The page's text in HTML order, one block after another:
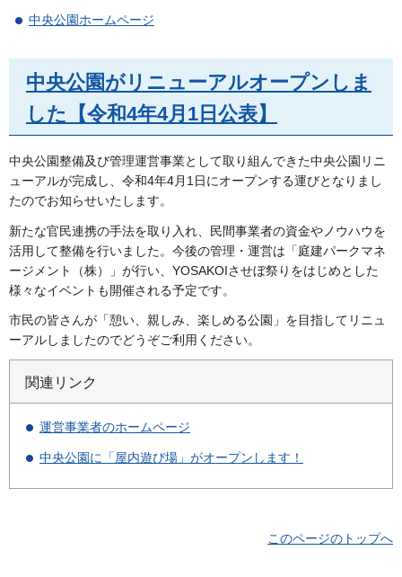
中央公園ホームページ
中央公園がリニューアルオープンしま
した【令和4年4月1日公表】
中央公園整備及び管理運営事業として取り組んできた中央公園リニ
ューアルが完成し、令和4年4月1日にオープンする運びとなりまし
たのでお知らせいたします。
新たな官民連携の手法を取り入れ、民間事業者の資金やノウハウを
活用して整備を行いました。今後の管理・運営は「庭建パークマネ
ージメント（株）」が行い、YOSAKOIさせぼ祭りをはじめとした
様々なイベントも開催される予定です。
市民の皆さんが「憩い、親しみ、楽しめる公園」を目指してリニュ
ーアルしましたのでどうぞご利用ください。
関連リンク
運営事業者のホームページ
中央公園に「屋内遊び場」がオープンします！
このページのトップへ